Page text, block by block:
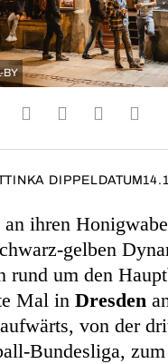
BY
TINKA DIPPELDATUM
ihren
gelben
rund um den
Mal in Dresden
von der
Bundesliga,